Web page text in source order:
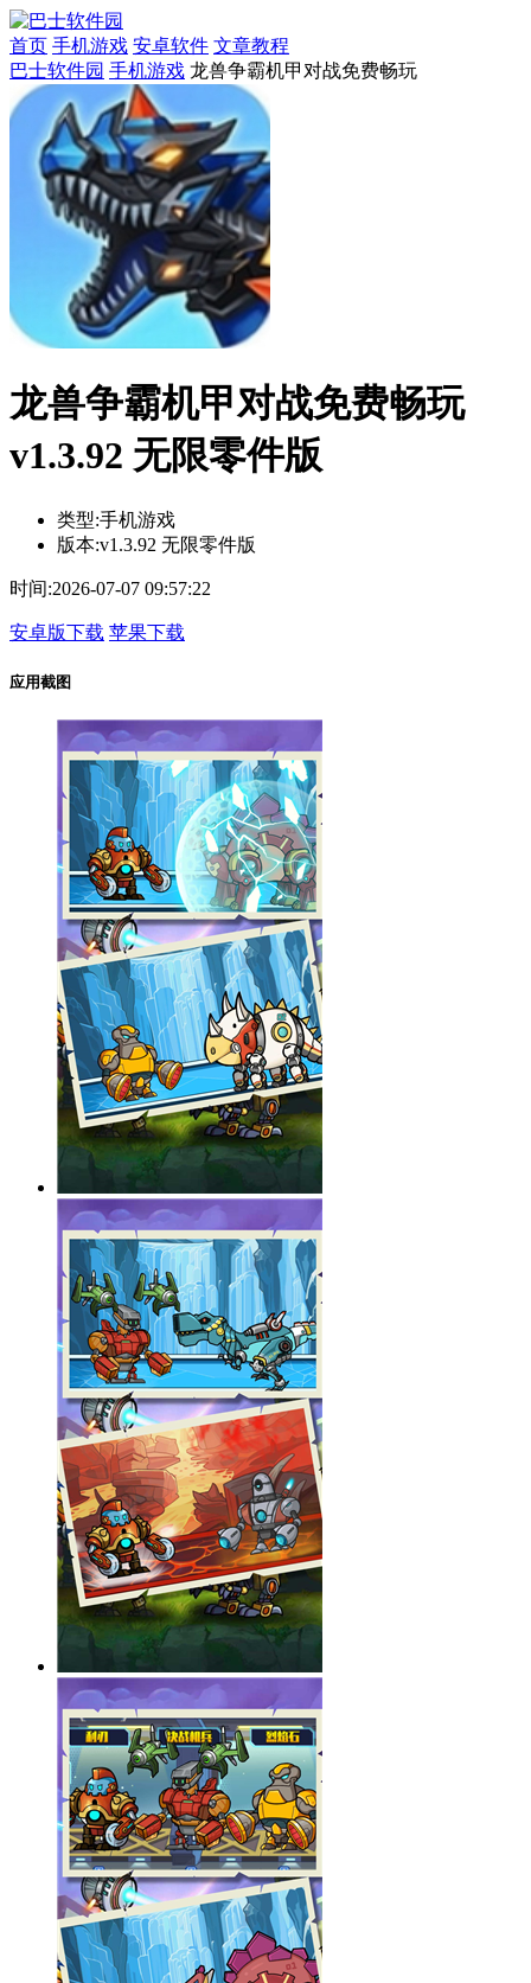
首页 手机游戏 安卓软件 文章教程
巴士软件园 手机游戏 龙兽争霸机甲对战免费畅玩
龙兽争霸机甲对战免费畅玩
v1.3.92 无限零件版
类型:手机游戏
版本:v1.3.92 无限零件版
时间:2026-07-07 09:57:22
安卓版下载 苹果下载
应用截图